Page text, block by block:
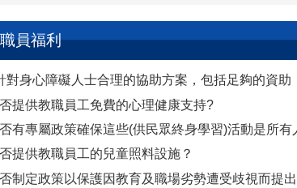
員福利
對身心障礙人士合理的協助方案，包括足夠的資助
提供教職員工免費的心理健康支持?
有專屬政策確保這些(供民眾終身學習)活動是所
提供教職員工的兒童照料設施？
制定政策以保護因教育及職場劣勢遭受歧視而提